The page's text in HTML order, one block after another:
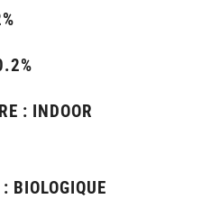
: INDOOR
BIOLOGIQUE